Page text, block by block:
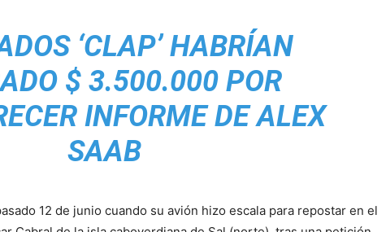
‘CLAP’ HABRÍAN
$ 3.500.000 POR
INFORME DE ALEX
SAAB
12 de junio cuando su avión hizo escala para repostar en el